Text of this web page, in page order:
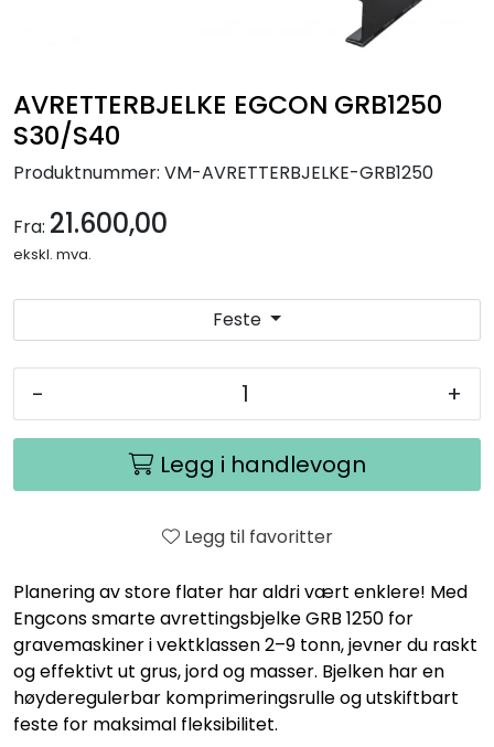
AVRETTERBJELKE EGCON GRB1250
S30/S40
Produktnummer: VM-AVRETTERBJELKE-GRB1250
Fra: 21.600,00
ekskl. mva.
Feste
- +
Legg i handlevogn
Legg til favoritter
Planering av store flater har aldri vært enklere! Med
Engcons smarte avrettingsbjelke GRB 1250 for
gravemaskiner i vektklassen 2–9 tonn, jevner du raskt
og effektivt ut grus, jord og masser. Bjelken har en
høyderegulerbar komprimeringsrulle og utskiftbart
feste for maksimal fleksibilitet.